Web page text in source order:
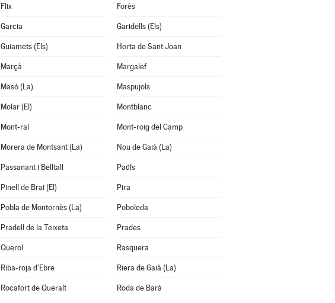
Flix Forès
Garcia Garidells (Els)
Guiamets (Els) Horta de Sant Joan
Marçà Margalef
Masó (La) Maspujols
Molar (El) Montblanc
Mont-ral Mont-roig del Camp
Morera de Montsant (La) Nou de Gaià (La)
Passanant i Belltall Paüls
Pinell de Brai (El) Pira
Pobla de Montornès (La) Poboleda
Pradell de la Teixeta Prades
Querol Rasquera
Riba-roja d'Ebre Riera de Gaià (La)
Rocafort de Queralt Roda de Barà